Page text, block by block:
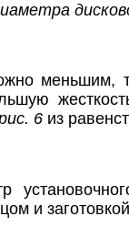
меньшим,
6 из
и